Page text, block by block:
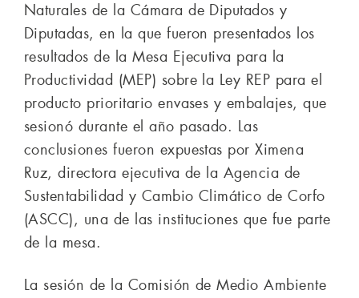
Naturales de la Cámara de Diputados y
Diputadas, en la que fueron presentados los
resultados de la Mesa Ejecutiva para la
Productividad (MEP) sobre la Ley REP para el
producto prioritario envases y embalajes, que
sesionó durante el año pasado. Las
conclusiones fueron expuestas por Ximena
Ruz, directora ejecutiva de la Agencia de
Sustentabilidad y Cambio Climático de Corfo
(ASCC), una de las instituciones que fue parte
de la mesa.
La sesión de la Comisión de Medio Ambiente